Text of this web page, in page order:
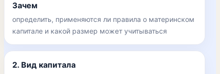
Зачем
определить, применяются ли правила о материнском
капитале и какой размер может учитываться
2. Вид капитала